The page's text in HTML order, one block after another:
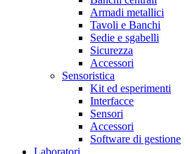
Armadi metallici
Tavoli e Banchi
Sedie e sgabelli
Sicurezza
Accessori
Sensoristica
Kit ed esperimenti
Interfacce
Sensori
Accessori
Software di gestione
Laboratori